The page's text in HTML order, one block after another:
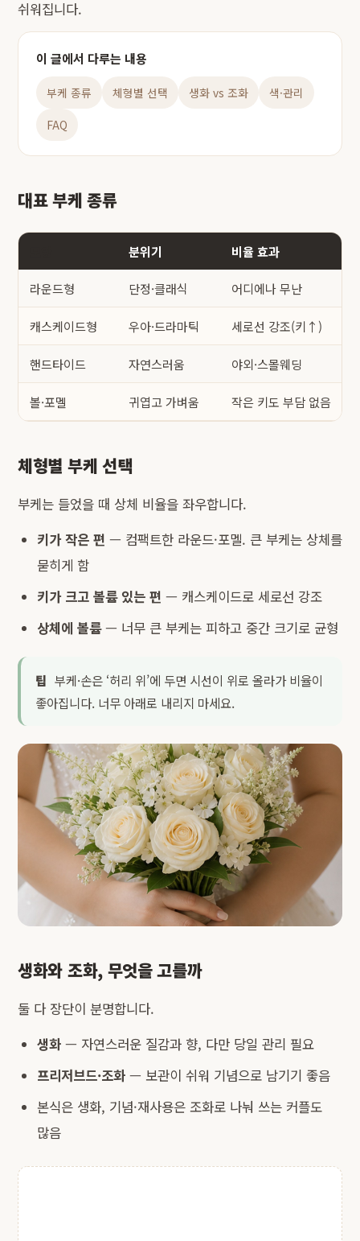
쉬워집니다.
이 글에서 다루는 내용
부케 종류 체형별 선택 생화 vs 조화
색·관리
FAQ
대표 부케 종류
분위기 비율 효과
라운드형 단정·클래식 어디에나 무난
캐스케이드형 우아·드라마틱 세로선 강조(키↑)
핸드타이드 자연스러움 야외·스몰웨딩
볼·포멜 귀엽고 가벼움 작은 키도 부담 없음
체형별 부케 선택
부케는 들었을 때 상체 비율을 좌우합니다.
키가 작은 편 — 컴팩트한 라운드·포멜. 큰 부케는 상체를
묻히게 함
키가 크고 볼륨 있는 편 — 캐스케이드로 세로선 강조
상체에 볼륨— 너무 큰 부케는 피하고 중간 크기로 균형
팁 부케·손은 ‘허리 위’에 두면 시선이 위로 올라가 비율이
좋아집니다. 너무 아래로 내리지 마세요.
생화와 조화, 무엇을 고를까
둘 다 장단이 분명합니다.
생화 — 자연스러운 질감과 향, 다만 당일 관리 필요
프리저브드·조화 — 보관이 쉬워 기념으로 남기기 좋음
본식은 생화, 기념·재사용은 조화로 나눠 쓰는 커플도
많음